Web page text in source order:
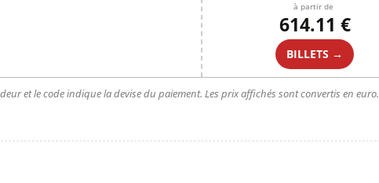
à partir de
614.11 €
BILLETS →
et le code indique la devise du paiement. Les prix affichés sont convertis en euro.